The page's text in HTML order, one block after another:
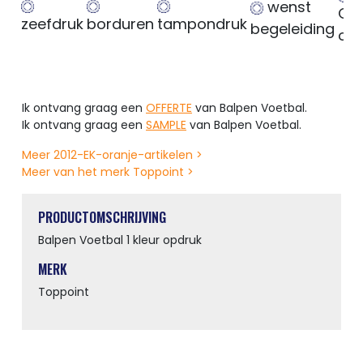
zeefdruk borduren tampondruk
wenst
begeleiding
Ik ontvang graag een OFFERTE van Balpen Voetbal.
Ik ontvang graag een SAMPLE van Balpen Voetbal.
Meer 2012-EK-oranje-artikelen >
Meer van het merk Toppoint >
PRODUCTOMSCHRIJVING
Balpen Voetbal 1 kleur opdruk
MERK
Toppoint